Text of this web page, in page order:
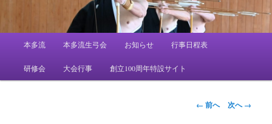
メ
イ
本多流 本多流生弓会 お知らせ 行事日程表
研修会 大会行事 創立100周年特設サイト
画← 前へ 次へ →